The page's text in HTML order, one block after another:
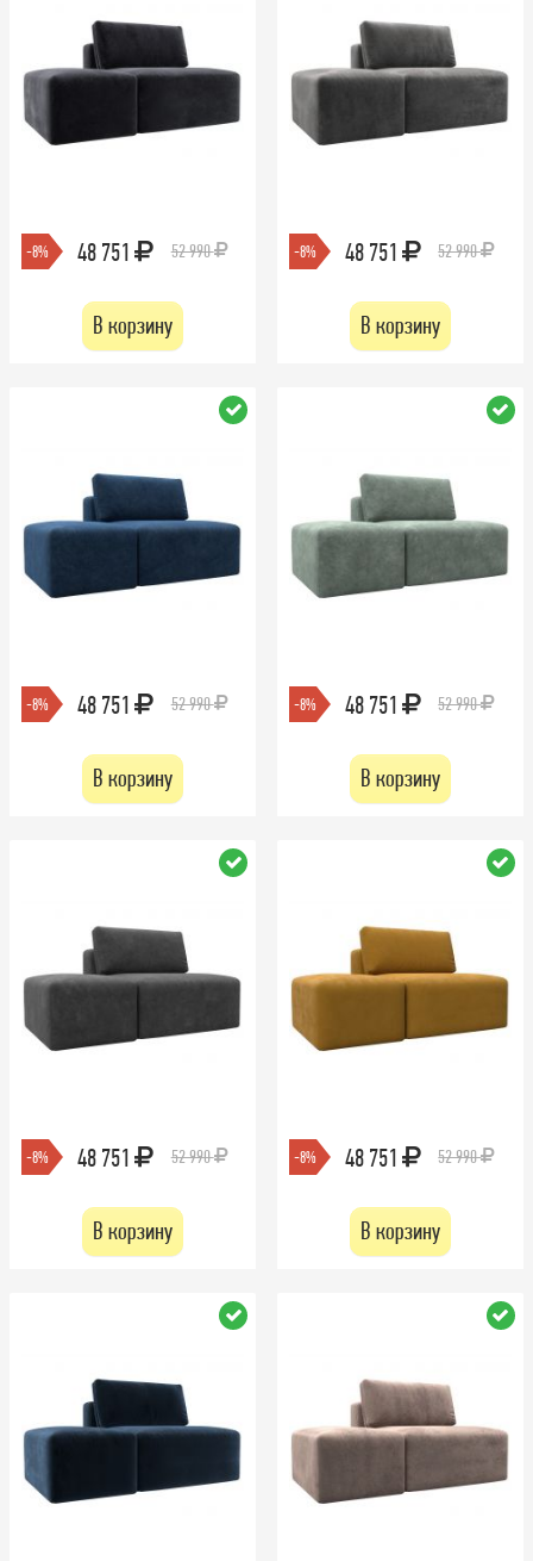
-8% 48 751 52 990
В корзину
-8% 48 751 52 990
В корзину
-8% 48 751 52 990
В корзину
-8% 48 751 52 990
В корзину
-8% 48 751 52 990
В корзину
-8% 48 751 52 990
В корзину